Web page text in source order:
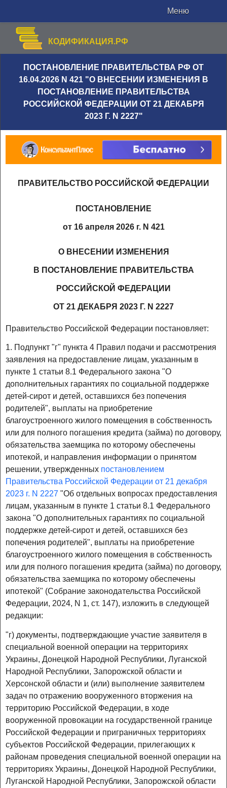
Меню
КОДИФИКАЦИЯ.РФ
ПОСТАНОВЛЕНИЕ ПРАВИТЕЛЬСТВА РФ ОТ
16.04.2026 N 421 "О ВНЕСЕНИИ ИЗМЕНЕНИЯ В
ПОСТАНОВЛЕНИЕ ПРАВИТЕЛЬСТВА
РОССИЙСКОЙ ФЕДЕРАЦИИ ОТ 21 ДЕКАБРЯ
2023 Г. N 2227"
ПРАВИТЕЛЬСТВО РОССИЙСКОЙ ФЕДЕРАЦИИ
ПОСТАНОВЛЕНИЕ
от 16 апреля 2026 г. N 421
О ВНЕСЕНИИ ИЗМЕНЕНИЯ
В ПОСТАНОВЛЕНИЕ ПРАВИТЕЛЬСТВА
РОССИЙСКОЙ ФЕДЕРАЦИИ
ОТ 21 ДЕКАБРЯ 2023 Г. N 2227
Правительство Российской Федерации постановляет:
1. Подпункт "г" пункта 4 Правил подачи и рассмотрения
заявления на предоставление лицам, указанным в
пункте 1 статьи 8.1 Федерального закона "О
дополнительных гарантиях по социальной поддержке
детей-сирот и детей, оставшихся без попечения
родителей", выплаты на приобретение
благоустроенного жилого помещения в собственность
или для полного погашения кредита (займа) по договору,
обязательства заемщика по которому обеспечены
ипотекой, и направления информации о принятом
решении, утвержденных постановлением
Правительства Российской Федерации от 21 декабря
2023 г. N 2227 "Об отдельных вопросах предоставления
лицам, указанным в пункте 1 статьи 8.1 Федерального
закона "О дополнительных гарантиях по социальной
поддержке детей-сирот и детей, оставшихся без
попечения родителей", выплаты на приобретение
благоустроенного жилого помещения в собственность
или для полного погашения кредита (займа) по договору,
обязательства заемщика по которому обеспечены
ипотекой" (Собрание законодательства Российской
Федерации, 2024, N 1, ст. 147), изложить в следующей
редакции:
"г) документы, подтверждающие участие заявителя в
специальной военной операции на территориях
Украины, Донецкой Народной Республики, Луганской
Народной Республики, Запорожской области и
Херсонской области и (или) выполнение заявителем
задач по отражению вооруженного вторжения на
территорию Российской Федерации, в ходе
вооруженной провокации на государственной границе
Российской Федерации и приграничных территориях
субъектов Российской Федерации, прилегающих к
районам проведения специальной военной операции на
территориях Украины, Донецкой Народной Республики,
Луганской Народной Республики, Запорожской области